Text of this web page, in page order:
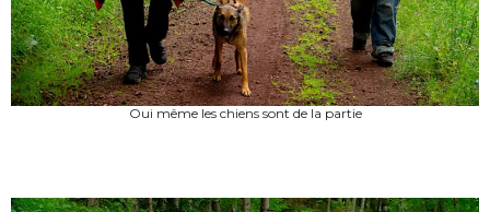
Oui même les chiens sont de la partie